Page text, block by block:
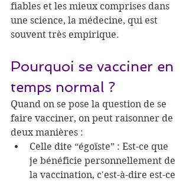
fiables et les mieux comprises dans
une science, la médecine, qui est
souvent très empirique.
Pourquoi se vacciner en
temps normal ?
Quand on se pose la question de se
faire vacciner, on peut raisonner de
deux manières :
Celle dite “égoïste” : Est-ce que
je bénéficie personnellement de
la vaccination, c'est-à-dire est-ce